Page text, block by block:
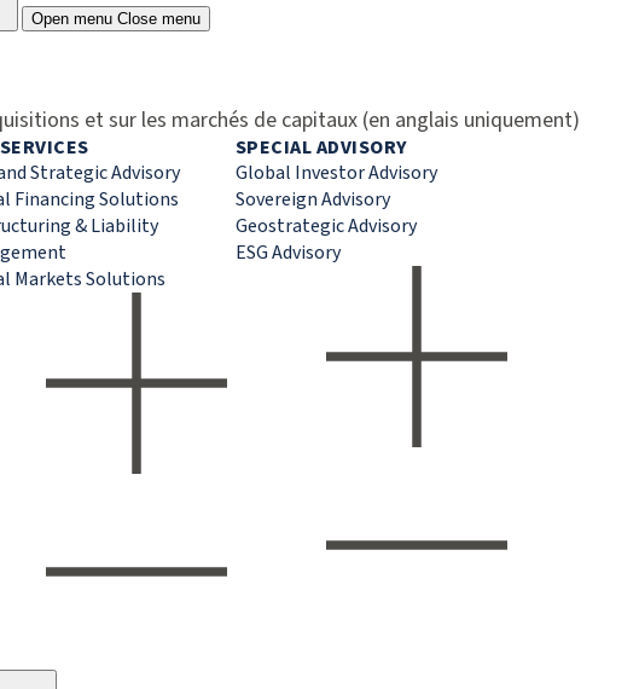
Open menu Close menu
et sur les marchés de capitaux (en anglais uniquement)
Strategic Advisory
Financing Solutions
& Liability
Markets Solutions
SPECIAL ADVISORY
Global Investor Advisory
Sovereign Advisory
Geostrategic Advisory
ESG Advisory